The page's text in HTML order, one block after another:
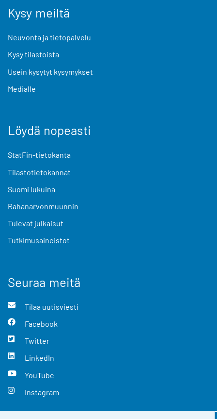
Kysy meiltä
Neuvonta ja tietopalvelu
Kysy tilastoista
Usein kysytyt kysymykset
Medialle
Löydä nopeasti
StatFin-tietokanta
Tilastotietokannat
Suomi lukuina
Rahanarvonmuunnin
Tulevat julkaisut
Tutkimusaineistot
Seuraa meitä
Tilaa uutisviesti
Facebook
Twitter
LinkedIn
YouTube
Instagram